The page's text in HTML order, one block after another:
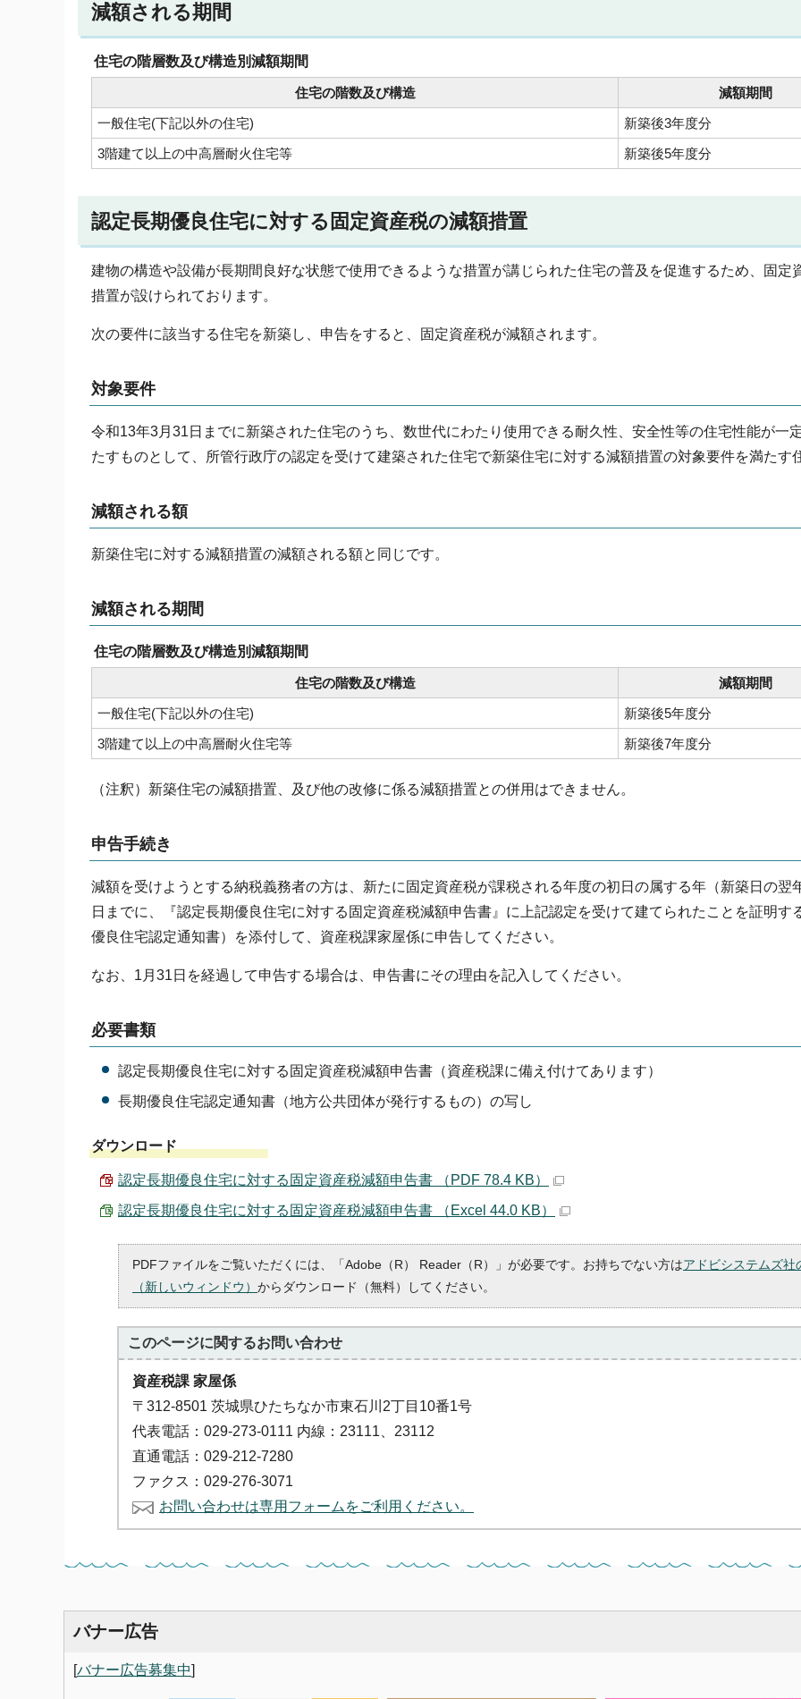
減額される期間
住宅の階層数及び構造別減額期間
住宅の階数及び構造
減額期間
一般住宅(下記以外の住宅)
新築後3年度分
3階建て以上の中高層耐火住宅等
新築後5年度分
認定長期優良住宅に対する固定資産税の減額措置
建物の構造や設備が長期間良好な状態で使用できるような措置が講じられた住宅の普及を促進するため、固定
措置が設けられております。
次の要件に該当する住宅を新築し、申告をすると、固定資産税が減額されます。
対象要件
令和13年3月31日までに新築された住宅のうち、数世代にわたり使用できる耐久性、安全性等の住宅性能が一
たすものとして、所管行政庁の認定を受けて建築された住宅で新築住宅に対する減額措置の対象要件を満たす
減額される額
新築住宅に対する減額措置の減額される額と同じです。
減額される期間
住宅の階層数及び構造別減額期間
住宅の階数及び構造
減額期間
一般住宅(下記以外の住宅)
新築後5年度分
3階建て以上の中高層耐火住宅等
新築後7年度分
（注釈）新築住宅の減額措置、及び他の改修に係る減額措置との併用はできません。
申告手続き
減額を受けようとする納税義務者の方は、新たに固定資産税が課税される年度の初日の属する年（新築日の翌
日までに、『認定長期優良住宅に対する固定資産税減額申告書』に上記認定を受けて建てられたことを証明す
優良住宅認定通知書）を添付して、資産税課家屋係に申告してください。
なお、1月31日を経過して申告する場合は、申告書にその理由を記入してください。
必要書類
認定長期優良住宅に対する固定資産税減額申告書（資産税課に備え付けてあります）
長期優良住宅認定通知書（地方公共団体が発行するもの）の写し
ダウンロード
認定長期優良住宅に対する固定資産税減額申告書 （PDF 78.4 KB）
認定長期優良住宅に対する固定資産税減額申告書 （Excel 44.0 KB）
PDFファイルをご覧いただくには、「Adobe（R） Reader（R）」が必要です。お持ちでない方はアドビシステムズ社
（新しいウィンドウ） からダウンロード（無料）してください。
このページに関するお問い合わせ
資産税課 家屋係
〒312-8501 茨城県ひたちなか市東石川2丁目10番1号
代表電話：029-273-0111 内線：23111、23112
直通電話：029-212-7280
ファクス：029-276-3071
お問い合わせは専用フォームをご利用ください。
バナー広告
[バナー広告募集中]